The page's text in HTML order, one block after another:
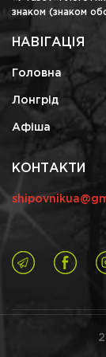
знаком (знаком
НАВІГАЦІЯ
Головна
Лонгрід
Афіша
КОНТАКТИ